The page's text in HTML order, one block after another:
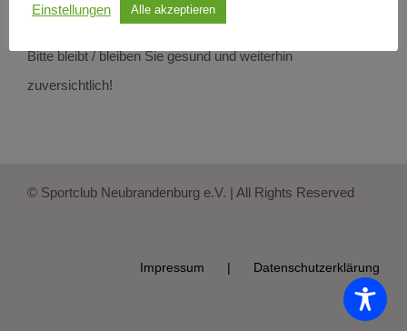
Regelung werden wir zeitnah informieren.
Bitte bleibt / bleiben Sie gesund und weiterhin
zuversichtlich!
© Sportclub Neubrandenburg e.V. | All Rights Reserved
Impressum Datenschutzerklärung
Einstellungen Alle akzeptieren